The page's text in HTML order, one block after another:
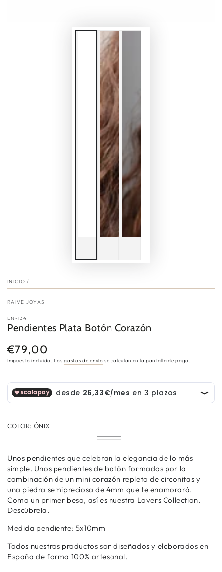
INICIO /
RAIVE JOYAS
EN-134
Pendientes Plata Botón Corazón
Precio
regular
€79,00
Impuesto incluido. Losgastos de envío se calculan en la pantalla de pago.
COLOR: ÓNIX
Ónix
Variante
no
disponible
Calcedonia
Variante
o
no
disponible
Unos pendientes que celebran la elegancia de lo más
simple. Unos pendientes de botón formados por la
combinación de un mini corazón repleto de circonitas y
una piedra semipreciosa de 4mm que te enamorará.
Como un primer beso, así es nuestra Lovers Collection.
Descúbrela.
Medida pendiente: 5x10mm
Todos nuestros productos son diseñados y elaborados en
España de forma 100% artesanal.